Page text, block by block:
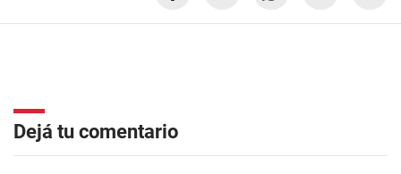
Dejá tu comentario